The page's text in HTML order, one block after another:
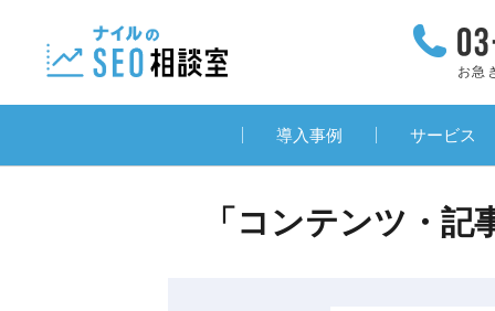
お急
導入事例 サービス
「コンテンツ・